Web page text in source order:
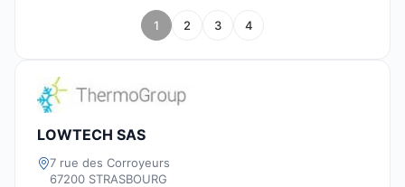
1 2 3 4
LOWTECH SAS
7 rue des Corroyeurs
67200 STRASBOURG